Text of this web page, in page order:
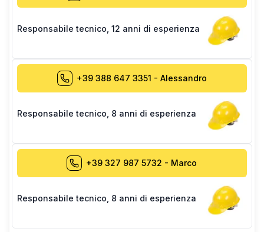
Responsabile tecnico 12 anni di esperienza
+39 388 647 3351 - Alessandro
Responsabile tecnico 8 anni di esperienza
+39 327 987 5732 - Marco
Responsabile tecnico 8 anni di esperienza